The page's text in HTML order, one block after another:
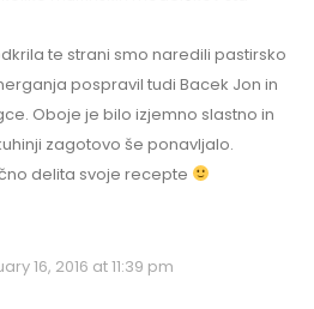
te strani smo naredili pastirsko
pospravil tudi Bacek Jon in
Oboje je bilo izjemno slastno in
zagotovo še ponavljalo.
delita svoje recepte
16, 2016 at 11:39 pm